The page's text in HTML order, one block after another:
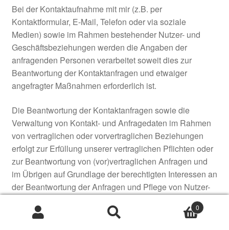
Bei der Kontaktaufnahme mit mir (z.B. per
Kontaktformular, E-Mail, Telefon oder via soziale
Medien) sowie im Rahmen bestehender Nutzer- und
Geschäftsbeziehungen werden die Angaben der
anfragenden Personen verarbeitet soweit dies zur
Beantwortung der Kontaktanfragen und etwaiger
angefragter Maßnahmen erforderlich ist.
Die Beantwortung der Kontaktanfragen sowie die
Verwaltung von Kontakt- und Anfragedaten im Rahmen
von vertraglichen oder vorvertraglichen Beziehungen
erfolgt zur Erfüllung unserer vertraglichen Pflichten oder
zur Beantwortung von (vor)vertraglichen Anfragen und
im Übrigen auf Grundlage der berechtigten Interessen an
der Beantwortung der Anfragen und Pflege von Nutzer-
Suchen
0